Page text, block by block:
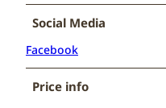
Social Media
Facebook
Price info